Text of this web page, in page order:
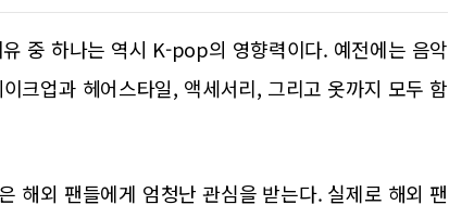
중 하나는 역시 K-pop의 영향력이다. 예전에는 음악
크업과 헤어스타일, 액세서리, 그리고 옷까지 모두 함
해외 팬들에게 엄청난 관심을 받는다. 실제로 해외 팬